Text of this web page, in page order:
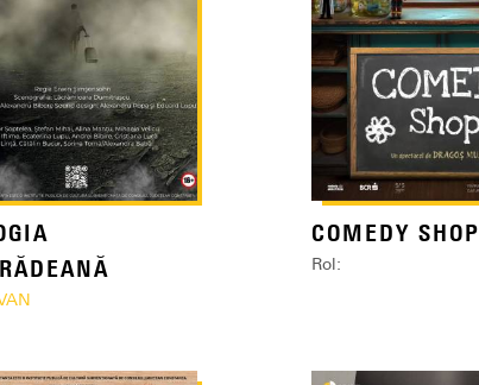
COMEDY SHOP
Rol: